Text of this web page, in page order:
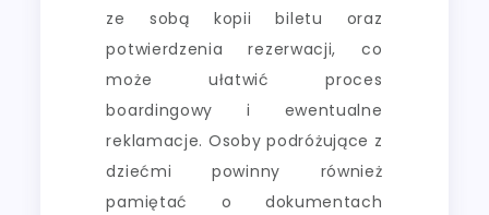
ze sobą kopii biletu oraz
potwierdzenia rezerwacji, co
może ułatwić proces
boardingowy i ewentualne
reklamacje. Osoby podróżujące z
dziećmi powinny również
pamiętać o dokumentach